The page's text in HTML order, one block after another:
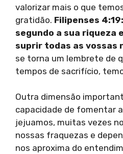
valorizar mais o que
gratidão. Filipenses
segundo a sua riqueza
suprir todas as vossas
se torna um lembrete de
tempos de sacrifício,
Outra dimensão
capacidade de fomentar
jejuamos, muitas vezes
nossas fraquezas e
nos aproxima do